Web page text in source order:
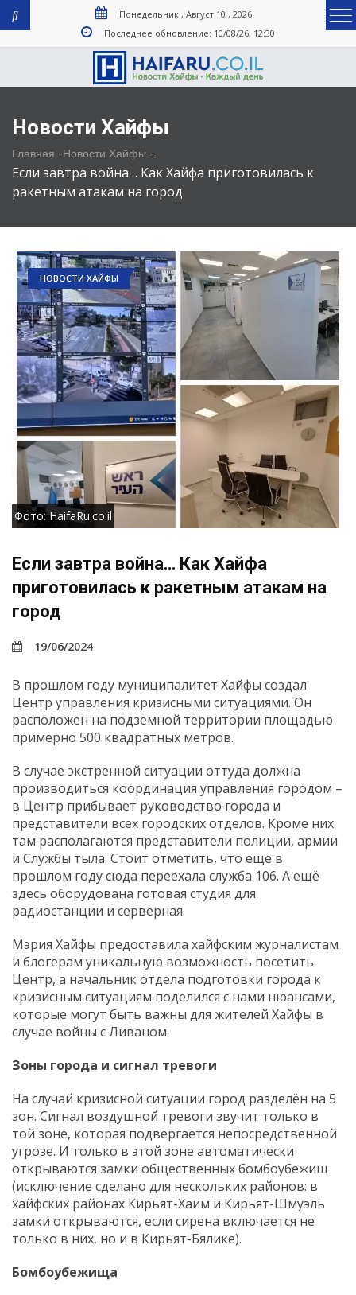
Понедельник , Август 10 , 2026
Последнее обновление: 10/08/26, 12:30
Новости Хайфы
Главная -Новости Хайфы -
Если завтра война… Как Хайфа приготовилась к
ракетным атакам на город
НОВОСТИ ХАЙФЫ
Фото: HaifaRu.co.il
Если завтра война… Как Хайфа
приготовилась к ракетным атакам на
город
19/06/2024
В прошлом году муниципалитет Хайфы создал
Центр управления кризисными ситуациями. Он
расположен на подземной территории площадью
примерно 500 квадратных метров.
В случае экстренной ситуации оттуда должна
производиться координация управления городом –
в Центр прибывает руководство города и
представители всех городских отделов. Кроме них
там располагаются представители полиции, армии
и Службы тыла. Стоит отметить, что ещё в
прошлом году сюда переехала служба 106. А ещё
здесь оборудована готовая студия для
радиостанции и серверная.
Мэрия Хайфы предоставила хайфским журналистам
и блогерам уникальную возможность посетить
Центр, а начальник отдела подготовки города к
кризисным ситуациям поделился с нами нюансами,
которые могут быть важны для жителей Хайфы в
случае войны с Ливаном.
Зоны города и сигнал тревоги
На случай кризисной ситуации город разделён на 5
зон. Сигнал воздушной тревоги звучит только в
той зоне, которая подвергается непосредственной
угрозе. И только в этой зоне автоматически
открываются замки общественных бомбоубежищ
(исключение сделано для нескольких районов: в
хайфских районах Кирьят-Хаим и Кирьят-Шмуэль
замки открываются, если сирена включается не
только в них, но и в Кирьят-Бялике).
Бомбоубежища